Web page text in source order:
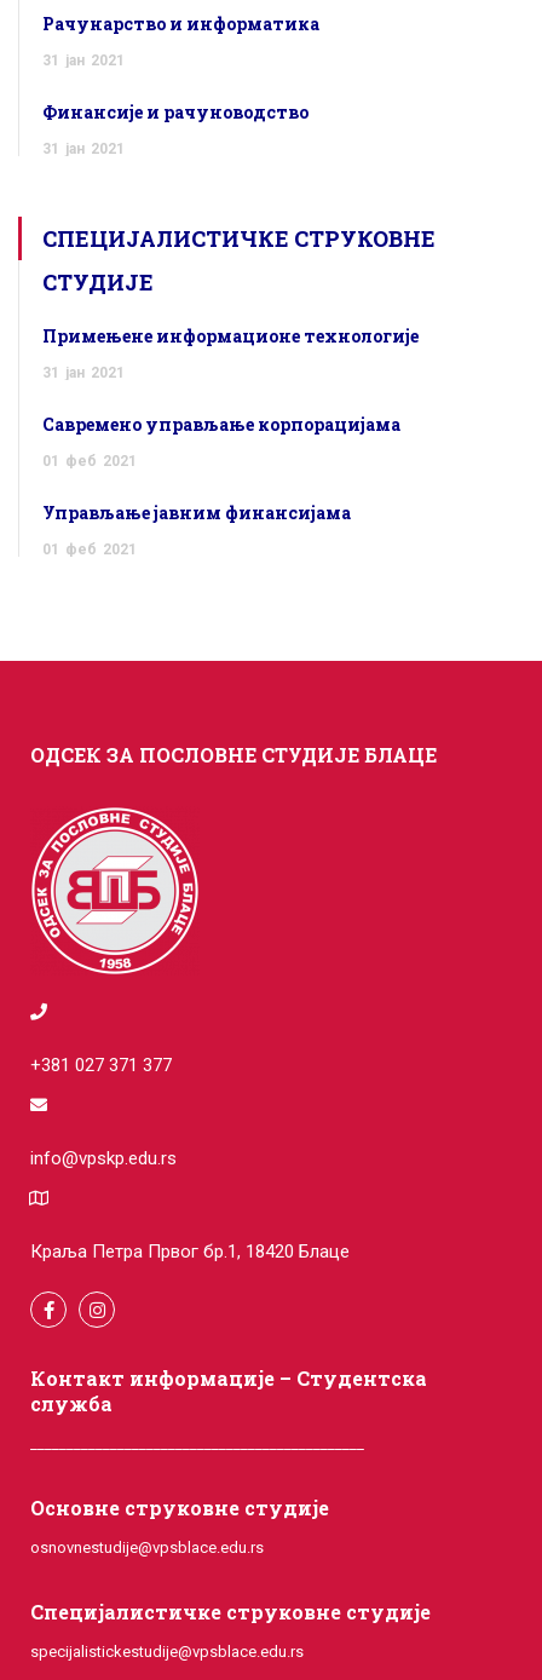
Рачунарство и информатика
31 јан 2021
Финансије и рачуноводство
31 јан 2021
СПЕЦИЈАЛИСТИЧКЕ СТРУКОВНЕ
СТУДИЈЕ
Примењене информационе технологије
31 јан 2021
Савремено управљање корпорацијама
01 феб 2021
Управљање јавним финансијама
01 феб 2021
ОДСЕК ЗА ПОСЛОВНЕ СТУДИЈЕ БЛАЦЕ
+381 027 371 377
info@vpskp.edu.rs
Краља Петра Првог бр.1, 18420 Блаце
Контакт информације – Студентска
служба
Основне струковне студије
osnovnestudije@vpsblace.edu.rs
Специјалистичке струковне студије
specijalistickestudije@vpsblace.edu.rs